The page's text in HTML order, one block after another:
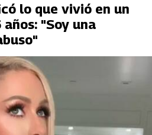
lo que vivió en un
"Soy una